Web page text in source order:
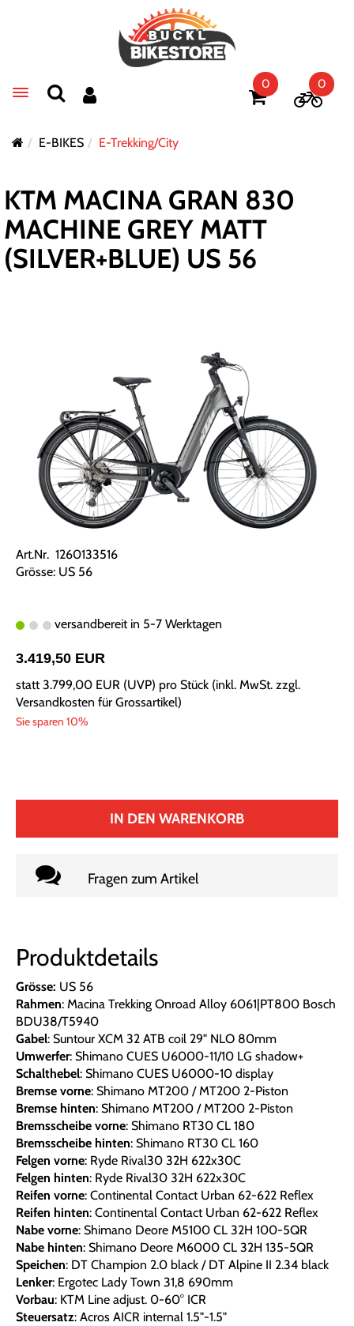
Toggle navigation
0 0
E-BIKES E-Trekking/City
KTM MACINA GRAN 830
MACHINE GREY MATT
(SILVER+BLUE) US 56
Art.Nr. 1260133516
Grösse: US 56
versandbereit in 5-7 Werktagen
3.419,50 EUR
statt3.799,00 EUR (UVP) pro Stück (inkl. MwSt. zzgl.
Versandkosten für Grossartikel)
Sie sparen 10%
IN DEN WARENKORB
Fragen zum Artikel
Produktdetails
Grösse: US 56
Rahmen: Macina Trekking Onroad Alloy 6061|PT800 Bosch
BDU38/T5940
Gabel: Suntour XCM 32 ATB coil 29" NLO 80mm
Umwerfer: Shimano CUES U6000-11/10 LG shadow+
Schalthebel: Shimano CUES U6000-10 display
Bremse vorne: Shimano MT200 / MT200 2-Piston
Bremse hinten: Shimano MT200 / MT200 2-Piston
Bremsscheibe vorne: Shimano RT30 CL 180
Bremsscheibe hinten: Shimano RT30 CL 160
Felgen vorne: Ryde Rival30 32H 622x30C
Felgen hinten: Ryde Rival30 32H 622x30C
Reifen vorne: Continental Contact Urban 62-622 Reflex
Reifen hinten: Continental Contact Urban 62-622 Reflex
Nabe vorne: Shimano Deore M5100 CL 32H 100-5QR
Nabe hinten: Shimano Deore M6000 CL 32H 135-5QR
Speichen: DT Champion 2.0 black / DT Alpine II 2.34 black
Lenker: Ergotec Lady Town 31,8 690mm
Vorbau: KTM Line adjust. 0-60° ICR
Steuersatz: Acros AICR internal 1.5"-1.5"